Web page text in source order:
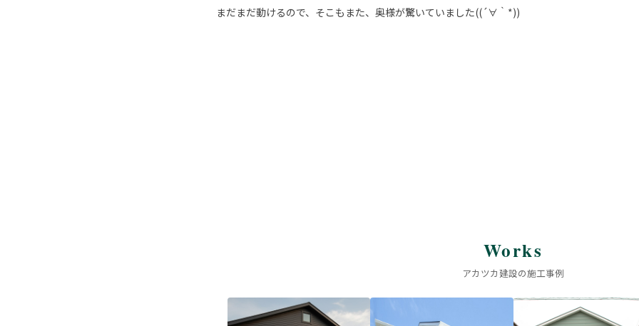
まだまだ動けるので、そこもまた、奥様が驚いていました((´∀｀*))
Works
アカツカ建設の施工事例